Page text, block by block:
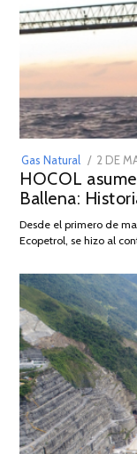
Gas Natural
ON
2 DE
HOCOL
Ballena:
Desde el primero de
Ecopetrol, se hizo al